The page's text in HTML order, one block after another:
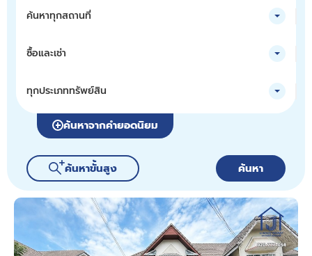
ค้นหาทุกสถานที่
ซื้อและเช่า
ทุกประเภททรัพย์สิน
ค้นหาจากคำยอดนิยม
ค้นหาขั้นสูง ค้นหา